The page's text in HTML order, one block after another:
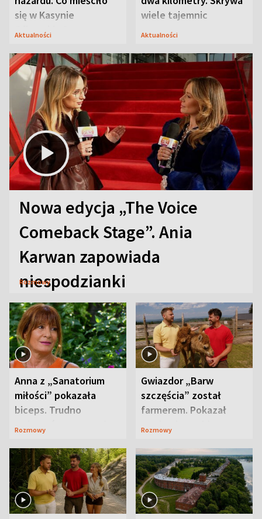
się w Kasynie
Oficerskim?
Aktualności
wiele tajemnic
Aktualności
Nowa edycja „The Voice
Comeback Stage”. Ania
Karwan zapowiada
niespodzianki
Rozmowy
Anna z „Sanatorium
miłości” pokazała
biceps. Trudno
uwierzyć, co przeszła
Rozmowy
Gwiazdor „Barw
szczęścia” został
farmerem. Pokazał
swoje niezwykłe
Rozmowy